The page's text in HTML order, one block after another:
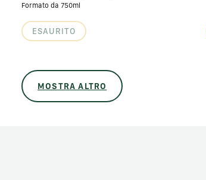
Formato da 750ml
ESAURITO
MOSTRA ALTRO